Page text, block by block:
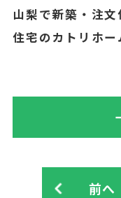
山梨で新築・注
住宅のカトリホー
前へ